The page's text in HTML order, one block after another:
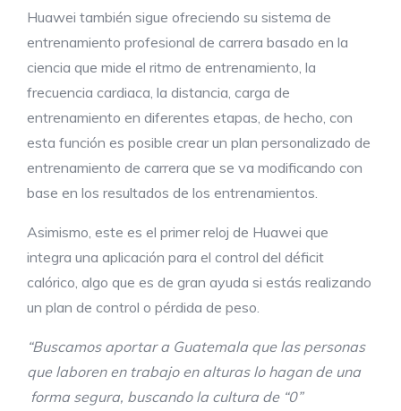
Huawei también sigue ofreciendo su sistema de
entrenamiento profesional de carrera basado en la
ciencia que mide el ritmo de entrenamiento, la
frecuencia cardiaca, la distancia, carga de
entrenamiento en diferentes etapas, de hecho, con
esta función es posible crear un plan personalizado de
entrenamiento de carrera que se va modificando con
base en los resultados de los entrenamientos.
Asimismo, este es el primer reloj de Huawei que
integra una aplicación para el control del déficit
calórico, algo que es de gran ayuda si estás realizando
un plan de control o pérdida de peso.
“Buscamos aportar a Guatemala que las personas
que laboren en trabajo en alturas lo hagan de una
forma segura, buscando la cultura de “0”